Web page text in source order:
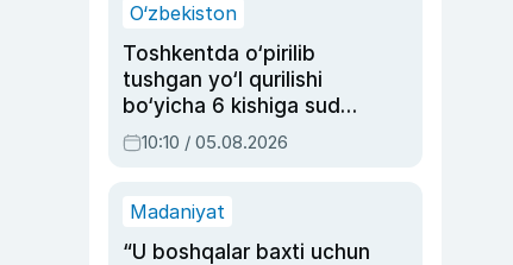
O‘zbekiston
Toshkentda o‘pirilib
tushgan yo‘l qurilishi
bo‘yicha 6 kishiga sud
hukmi o‘qildi
10:10 / 05.08.2026
Madaniyat
“U boshqalar baxti uchun